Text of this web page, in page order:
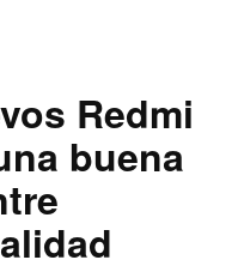
Redmi
buena